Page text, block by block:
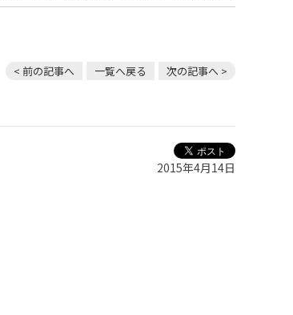
< 前の記事へ 一覧へ戻る 次の記事へ >
2015年4月14日